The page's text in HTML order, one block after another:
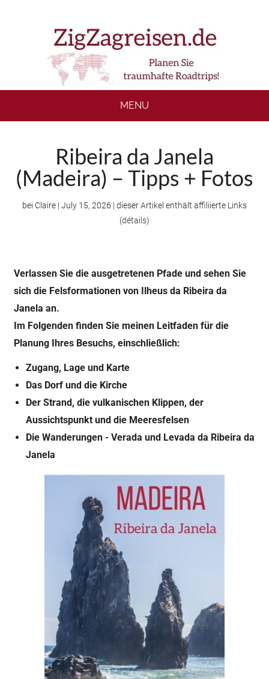
MENU
Ribeira da Janela
(Madeira) – Tipps + Fotos
bei Claire | July 15, 2026 | dieser Artikel enthält affiliierte Links
(détails)
Verlassen Sie die ausgetretenen Pfade und sehen Sie
sich die Felsformationen von Ilheus da Ribeira da
Janela an.
Im Folgenden finden Sie meinen Leitfaden für die
Planung Ihres Besuchs, einschließlich:
Zugang, Lage und Karte
Das Dorf und die Kirche
Der Strand, die vulkanischen Klippen, der
Aussichtspunkt und die Meeresfelsen
Die Wanderungen - Verada und Levada da Ribeira da
Janela